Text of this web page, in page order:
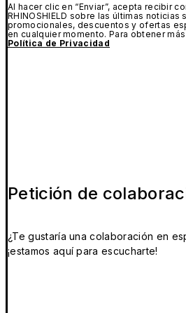
Al hacer clic en “Enviar”, acepta recibir
RHINOSHIELD sobre las últimas
promocionales, descuentos y ofertas
en cualquier momento. Para obtener
Política de Privacidad
Petición de
¿Te gustaría una colaboración en
¡estamos aquí para escucharte!